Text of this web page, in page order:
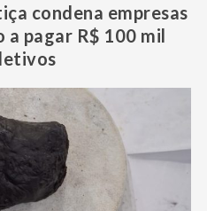
condena empresas
pagar R$ 100 mil